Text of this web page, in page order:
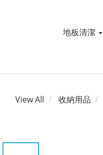
地板清潔
View All 收納用品